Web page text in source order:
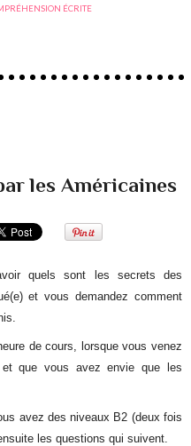
ÉCRITE
les Américaines
quels sont les secrets des
et vous demandez comment
de cours, lorsque vous venez
que vous avez envie que les
avez des niveaux B2 (deux fois
les questions qui suivent.